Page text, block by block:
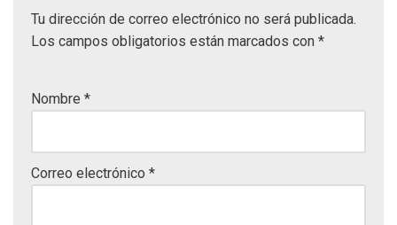
Tu dirección de correo electrónico no será publicada.
Los campos obligatorios están marcados con *
Nombre *
Correo electrónico *